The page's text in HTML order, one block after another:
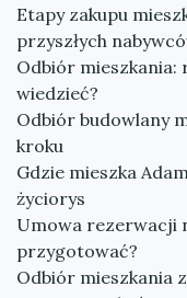
Etapy zakupu
przyszłych
Odbiór mieszkania:
wiedzieć?
Odbiór budowlany
kroku
Gdzie mieszka
życiorys
Umowa rezerwacji
przygotować?
Odbiór mieszkania